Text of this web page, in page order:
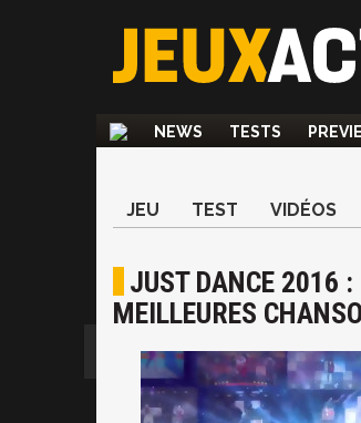
NEWS TESTS
JEU TEST VIDÉOS
JUST DANCE 2016 :
MEILLEURES